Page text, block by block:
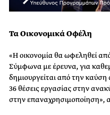
Τα Οικονομικά Οφέλη
«Η οικονομία θα ωφεληθεί
Σύμφωνα με έρευνα, για
δημιουργείται από την
36 θέσεις εργασίας στην
στην επαναχρησιμοποίηση»,